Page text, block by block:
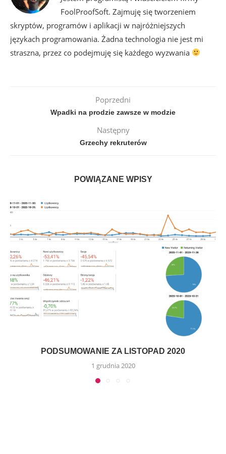
FoolProofSoft. Zajmuję się tworzeniem
skryptów, programów i aplikacji w najróżniejszych
językach programowania. Żadna technologia nie jest mi
straszna, przez co podejmuję się każdego wyzwania
Poprzedni
Wpadki na prodzie zawsze w modzie
Następny
Grzechy rekruterów
POWIĄZANE WPISY
PODSUMOWANIE ZA LISTOPAD 2020
1 grudnia 2020